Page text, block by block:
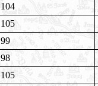
104
105
99
98
105